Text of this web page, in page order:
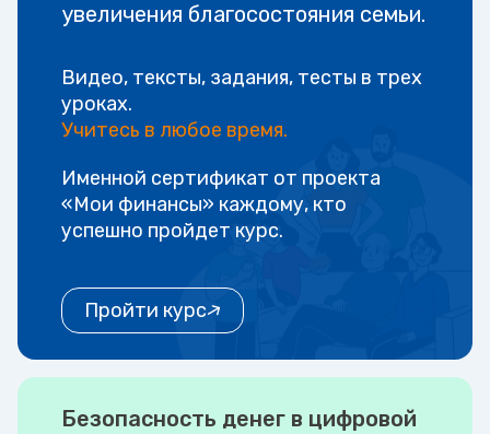
увеличения благосостояния семьи.
Видео, тексты, задания, тесты в трех
уроках.
Учитесь в любое время.
Именной сертификат от проекта
«Мои финансы» каждому, кто
успешно пройдет курс.
Пройти курс
Безопасность денег в цифровой